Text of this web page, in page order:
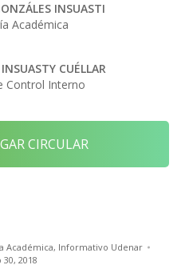
INSUASTI
Académica
CUÉLLAR
Control Interno
CIRCULAR
Académica, Informativo Udenar
2018